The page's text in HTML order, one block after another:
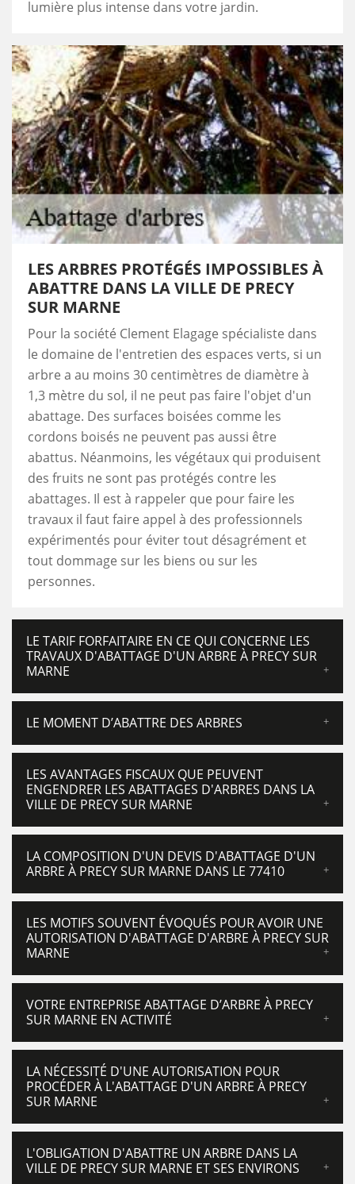
lumière plus intense dans votre jardin.
LES ARBRES PROTÉGÉS IMPOSSIBLES À
ABATTRE DANS LA VILLE DE PRECY
SUR MARNE
Pour la société Clement Elagage spécialiste dans
le domaine de l'entretien des espaces verts, si un
arbre a au moins 30 centimètres de diamètre à
1,3 mètre du sol, il ne peut pas faire l'objet d'un
abattage. Des surfaces boisées comme les
cordons boisés ne peuvent pas aussi être
abattus. Néanmoins, les végétaux qui produisent
des fruits ne sont pas protégés contre les
abattages. Il est à rappeler que pour faire les
travaux il faut faire appel à des professionnels
expérimentés pour éviter tout désagrément et
tout dommage sur les biens ou sur les
personnes.
LE TARIF FORFAITAIRE EN CE QUI CONCERNE LES
TRAVAUX D'ABATTAGE D'UN ARBRE À PRECY SUR
MARNE
LE MOMENT D’ABATTRE DES ARBRES
LES AVANTAGES FISCAUX QUE PEUVENT
ENGENDRER LES ABATTAGES D'ARBRES DANS LA
VILLE DE PRECY SUR MARNE
LA COMPOSITION D'UN DEVIS D'ABATTAGE D'UN
ARBRE À PRECY SUR MARNE DANS LE 77410
LES MOTIFS SOUVENT ÉVOQUÉS POUR AVOIR UNE
AUTORISATION D'ABATTAGE D'ARBRE À PRECY SUR
MARNE
VOTRE ENTREPRISE ABATTAGE D’ARBRE À PRECY
SUR MARNE EN ACTIVITÉ
LA NÉCESSITÉ D'UNE AUTORISATION POUR
PROCÉDER À L'ABATTAGE D'UN ARBRE À PRECY
SUR MARNE
L'OBLIGATION D'ABATTRE UN ARBRE DANS LA
VILLE DE PRECY SUR MARNE ET SES ENVIRONS